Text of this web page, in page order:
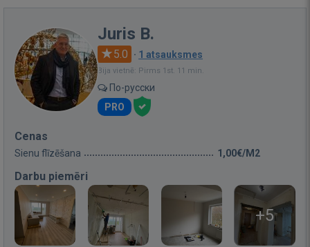
Juris B.
5.0 · 1 atsauksmes
Bija vietnē: Pirms 1st. 11 min.
По-русски
PRO
Cenas
Sienu flīzēšana 1,00€/M2
Darbu piemēri
+5